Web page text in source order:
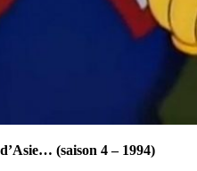
(saison 4 – 1994)